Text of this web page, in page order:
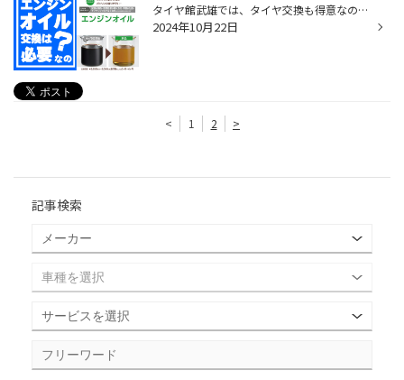
タイヤ館武雄では、タイヤ交換も得意なのですが、 実は、エンジンオイル交換も得意なんです♪ 通常は交換の目安を3,000km～5,000km走行毎、 もしくは3ヶ月～6ヶ月にておすすめしています。 このようにクルマの使用状況により劣化の度合いは異なりますが、 エンジンオイルの交換を怠っていると燃費の...
2024年10月22日
< 1 2 >
記事検索